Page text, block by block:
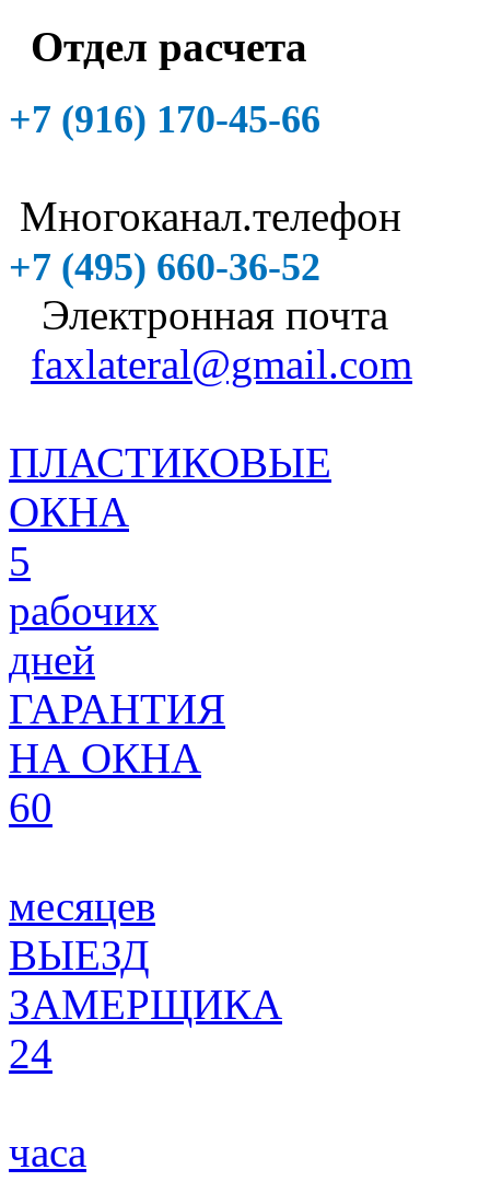
Отдел расчета
+7 (916) 170-45-66
Многоканал.телефон
+7 (495) 660-36-52
Электронная почта
faxlateral@gmail.com
ПЛАСТИКОВЫЕ
ОКНА
5
рабочих
дней
ГАРАНТИЯ
НА ОКНА
60
месяцев
ВЫЕЗД
ЗАМЕРЩИКА
24
часа